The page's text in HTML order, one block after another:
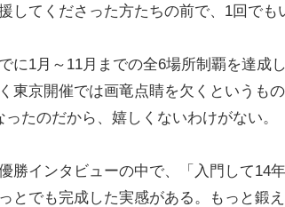
してくださった方たちの前で、1回でも
に1月～11月までの全6場所制覇を達成
東京開催では画竜点睛を欠くというも
たのだから、嬉しくないわけがない。
勝インタビューの中で、「入門して14
とでも完成した実感がある。もっと鍛